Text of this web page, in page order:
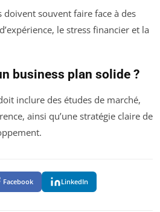
doivent souvent faire face à des
le stress financier et la
business plan solide ?
inclure des études de marché,
ainsi qu’une stratégie claire de
Facebook LinkedIn